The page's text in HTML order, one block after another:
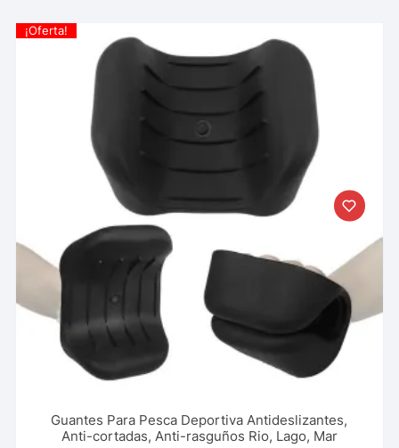
¡Oferta!
Guantes Para Pesca Deportiva Antideslizantes,
Anti-cortadas, Anti-rasguños Rio, Lago, Mar